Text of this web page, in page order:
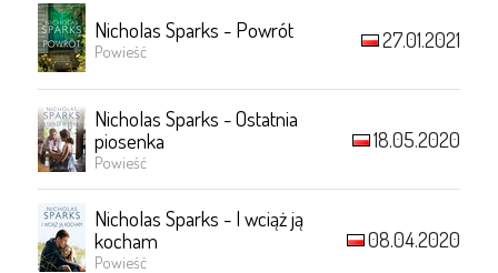
Nicholas Sparks - Powrót
Powieść 27.01.2021
Nicholas Sparks - Ostatnia
piosenka
Powieść
18.05.2020
Nicholas Sparks - I wciąż ją
kocham
Powieść
08.04.2020